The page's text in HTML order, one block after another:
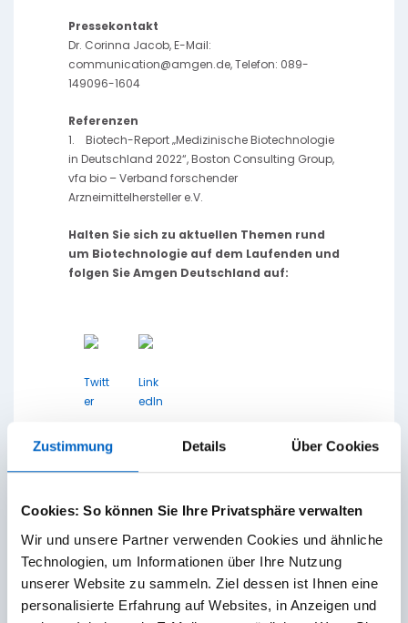
Zustimmung Details Über Cookies
Cookies: So können Sie Ihre Privatsphäre verwalten
Wir und unsere Partner verwenden Cookies und ähnliche
Technologien, um Informationen über Ihre Nutzung
unserer Website zu sammeln. Ziel dessen ist Ihnen eine
personalisierte Erfahrung auf Websites, in Anzeigen und
Pressekontakt
Dr. Corinna Jacob, E-Mail:
communication@amgen.de, Telefon: 089-
149096-1604
Referenzen
1. Biotech-Report „Medizinische Biotechnologie
in Deutschland 2022“, Boston Consulting Group,
vfa bio – Verband forschender
Arzneimittelhersteller e.V.
Halten Sie sich zu aktuellen Themen rund
um Biotechnologie auf dem Laufenden und
folgen Sie Amgen Deutschland auf:
Twitt
er
Link
edIn
Zukunftsgerichtete Aussagen
und Einschätzungen von Amgen basieren. Alle
Aussagen, mit Ausnahme von Aussagen über
zukunftsgerichtete Aussagen. Dies gilt auch für
Betriebsergebnismargen,
Investitionsaufwendungen, liquide Mittel oder
andere Finanzkennzahlen, erwartete gerichtliche,
oder klinische Ergebnisse oder Praktiken,
Verhaltensmuster von Kunden und